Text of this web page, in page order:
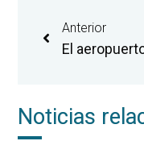
Anterior
Noticias